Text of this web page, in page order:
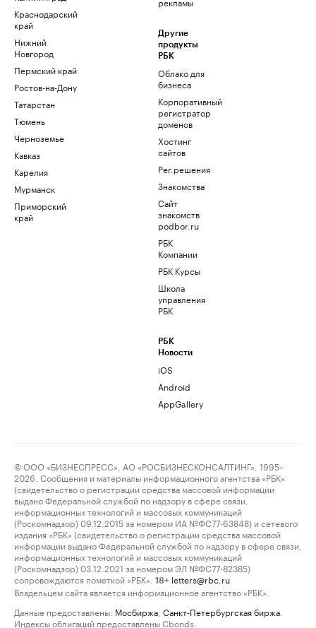
Краснодарский
край
Нижний
Новгород
Пермский край
Ростов-на-Дону
Татарстан
Тюмень
Черноземье
Кавказ
Карелия
Мурманск
Приморский
край
Другие
продукты
РБК
Облако для
бизнеса
Корпоративный
регистратор
доменов
Хостинг
сайтов
Рег.решения
Знакомства
Сайт
знакомств
podbor.ru
РБК
Компании
РБК Курсы
Школа
управления
РБК
РБК
Новости
iOS
Android
AppGallery
© ООО «БИЗНЕСПРЕСС», АО «РОСБИЗНЕСКОНСАЛТИНГ», 1995–
2026. Сообщения и материалы информационного агентства «РБК»
(свидетельство о регистрации средства массовой информации
выдано Федеральной службой по надзору в сфере связи,
информационных технологий и массовых коммуникаций
(Роскомнадзор) 09.12.2015 за номером ИА №ФС77-63848) и сетевого
издания «РБК» (свидетельство о регистрации средства массовой
информации выдано Федеральной службой по надзору в сфере связи,
информационных технологий и массовых коммуникаций
(Роскомнадзор) 03.12.2021 за номером ЭЛ №ФС77-82385)
сопровождаются пометкой «РБК».
18+ letters@rbc.ru
Владельцем сайта является информационное агентство «РБК».
Данные предоставлены: Мосбиржа Санкт-Петербургская биржа
Индексы облигаций предоставлены Cbonds.